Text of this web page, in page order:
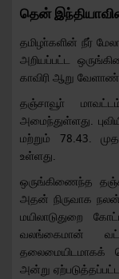
தென்
தமிழா்களின் நீர்
அறியப்பட்ட
காவிரி ஆறு
தஞ்சாவூா்
அமைந்துள்ளது.
மற்றும் 78.43.
உள்ளது.
ஒருங்கிணைந்த
அதன் நிருவாக நலன்
மயிலாடுதுறை
வலங்கைமான்
தலைமையிடமாகக்
அன்று